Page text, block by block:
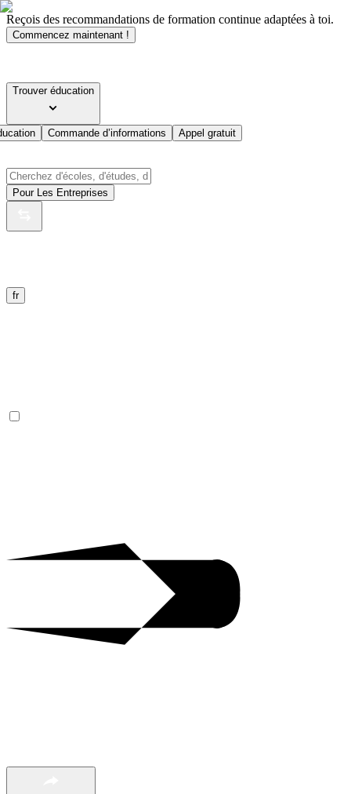
Reçois des recommandations de formation continue adaptées à toi.
Commencez maintenant !
Trouver éducation
Commande d’informations Appel gratuit
Pour Les Entreprises
fr